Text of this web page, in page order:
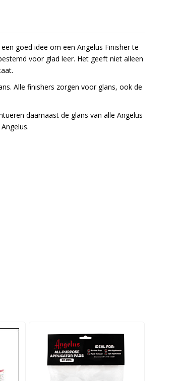
goed idee om een Angelus Finisher te
voor glad leer. Het geeft niet alleen
Alle finishers zorgen voor glans, ook de
daarnaast de glans van alle Angelus